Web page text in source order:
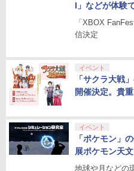
I」などが体験
「XBOX
信決定
イベント
「サクラ大戦
開催決定。貴
イベント
「ポケモン」
展ポケモン天
地球や月などの